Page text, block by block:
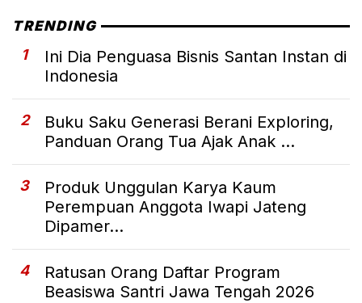
TRENDING
1
Ini Dia Penguasa Bisnis Santan Instan di
Indonesia
2
Buku Saku Generasi Berani Exploring,
Panduan Orang Tua Ajak Anak ...
3
Produk Unggulan Karya Kaum
Perempuan Anggota Iwapi Jateng
Dipamer...
4
Ratusan Orang Daftar Program
Beasiswa Santri Jawa Tengah 2026